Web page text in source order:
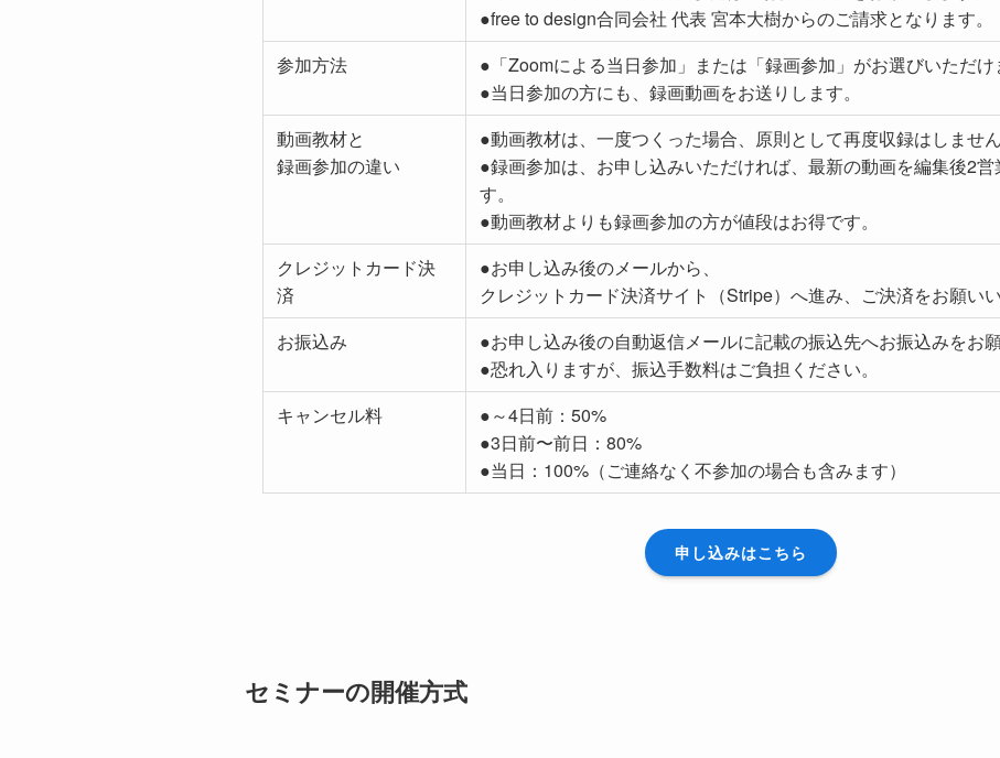
●free to design合同会社 代表 宮本大樹からのご請求となります。
参加方法
●「Zoomによる当日参加」または「録画参加」がお選びいただけ
●当日参加の方にも、録画動画をお送りします。
動画教材と
録画参加の違い
●動画教材は、一度つくった場合、原則として再度収録はしません
●録画参加は、お申し込みいただければ、最新の動画を編集後2営
す。
●動画教材よりも録画参加の方が値段はお得です。
クレジットカード決
済
●お申し込み後のメールから、
クレジットカード決済サイト（Stripe）へ進み、ご決済をお願いい
お振込み
●お申し込み後の自動返信メールに記載の振込先へお振込みをお願
●恐れ入りますが、振込手数料はご負担ください。
キャンセル料
●～4日前：50%
●3日前〜前日：80%
●当日：100%（ご連絡なく不参加の場合も含みます）
申し込みはこちら
セミナーの開催方式